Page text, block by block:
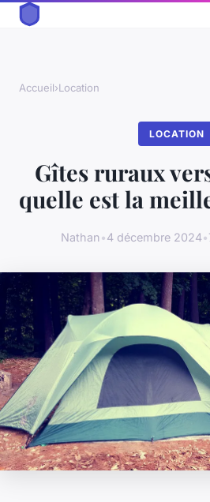
Accueil›Location
LOCATION
Gîtes ruraux
quelle est la
Nathan•4 décembre 2024•